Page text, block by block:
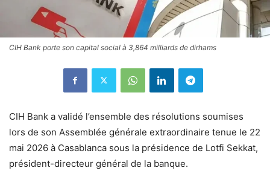
CIH Bank porte son capital social à 3,864 milliards de dirhams
CIH Bank a validé l’ensemble des résolutions soumises
lors de son Assemblée générale extraordinaire tenue le 22
mai 2026 à Casablanca sous la présidence de Lotfi Sekkat,
président-directeur général de la banque.